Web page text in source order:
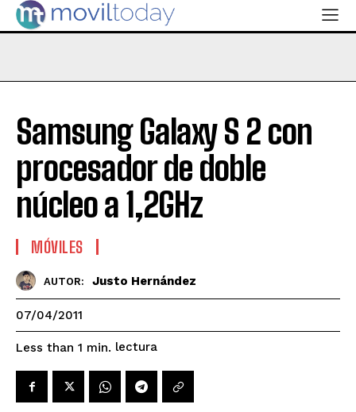
Samsung Galaxy S 2 con
procesador de doble
núcleo a 1,2GHz
MÓVILES
AUTOR: Justo Hernández
07/04/2011
Less than 1 min. lectura